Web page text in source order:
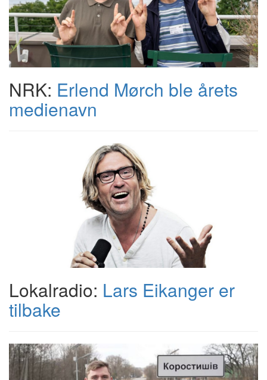
NRK: Erlend Mørch ble årets
medienavn
Lokalradio: Lars Eikanger er
tilbake